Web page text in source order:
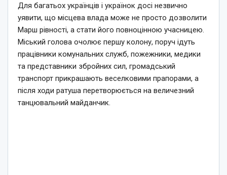
Для багатьох українців і українок досі незвично
уявити, що місцева влада може не просто дозволити
Марш рівності, а стати його повноцінною учасницею.
Міський голова очолює першу колону, поруч ідуть
працівники комунальних служб, пожежники, медики
та представники збройних сил, громадський
транспорт прикрашають веселковими прапорами, а
після ходи ратуша перетворюється на величезний
танцювальний майданчик.